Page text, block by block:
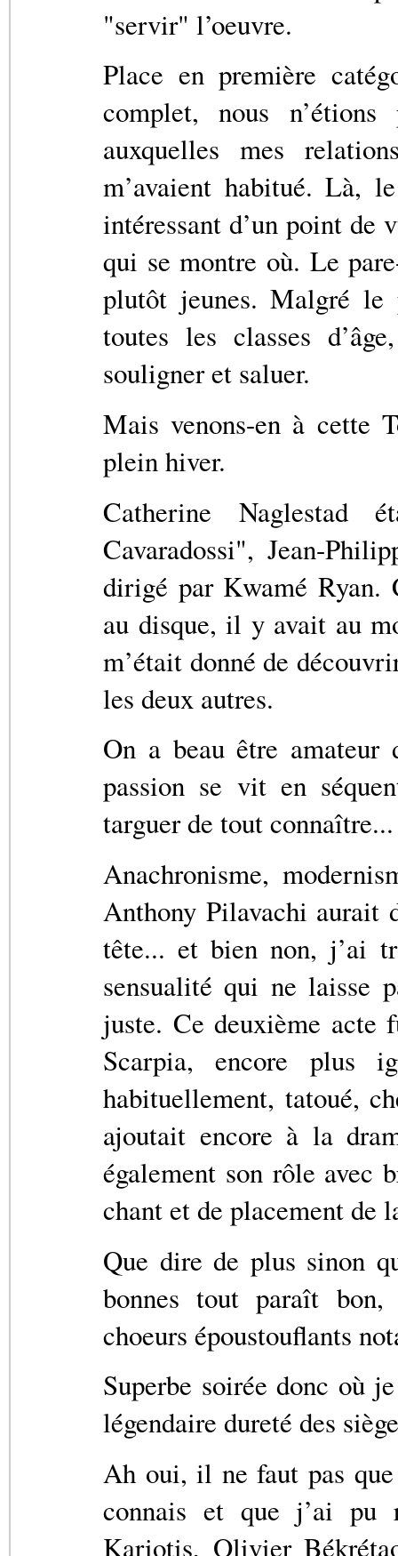
"servir" l’oeuvre.
Place en première
complet, nous n’étions
auxquelles mes
m’avaient habitué. Là,
intéressant d’un point
qui se montre où. Le
plutôt jeunes. Malgré le
toutes les classes
souligner et saluer.
Mais venons-en à cette
plein hiver.
Catherine
Cavaradossi", Jean-
dirigé par Kwamé Ryan.
au disque, il y avait au
m’était donné de
les deux autres.
On a beau être amateur
passion se vit en
targuer de tout connaître...
Anachronisme,
Anthony Pilavachi aurait
tête... et bien non, j’ai
sensualité qui ne laisse
juste. Ce deuxième
Scarpia, encore plus
habituellement, tatoué,
ajoutait encore à la
également son rôle avec
chant et de placement de
Que dire de plus sinon
bonnes tout paraît
choeurs époustouflants
Superbe soirée donc où
légendaire dureté des
Ah oui, il ne faut pas
connais et que j’ai pu
Kariotis, Olivier